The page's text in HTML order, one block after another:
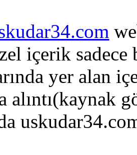
içerik sadece
yer alan
alıntı(kaynak